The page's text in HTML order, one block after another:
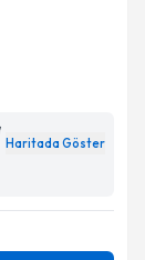
Haritada Göster